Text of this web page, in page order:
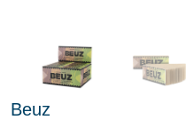
Beuz